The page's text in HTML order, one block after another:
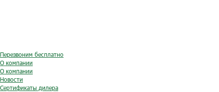
Перезвоним бесплатно
О компании
О компании
Новости
Сертификаты дилера